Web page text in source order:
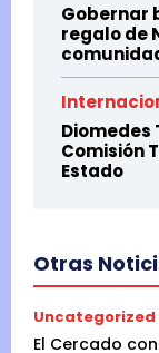
Gobernar
regalo de
Diomedes
Comisión
Estado
Otras
Uncategorized
El Cercado